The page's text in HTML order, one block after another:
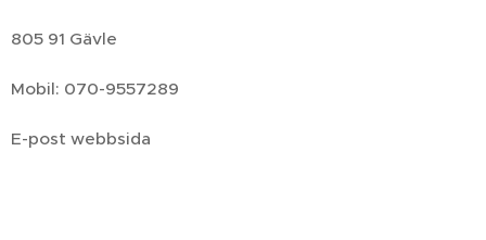
805 91 Gävle
Mobil: 070-9557289
E-post webbsida